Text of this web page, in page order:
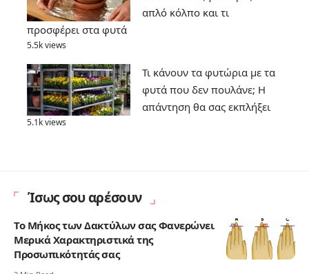
απλό κόλπο και τι
προσφέρει στα φυτά
5.5k views
Τι κάνουν τα φυτώρια με τα
φυτά που δεν πουλάνε; Η
απάντηση θα σας εκπλήξει
5.1k views
Ίσως σου αρέσουν
Το Μήκος των Δακτύλων σας Φανερώνει
Μερικά Χαρακτηριστικά της
Προσωπικότητάς σας